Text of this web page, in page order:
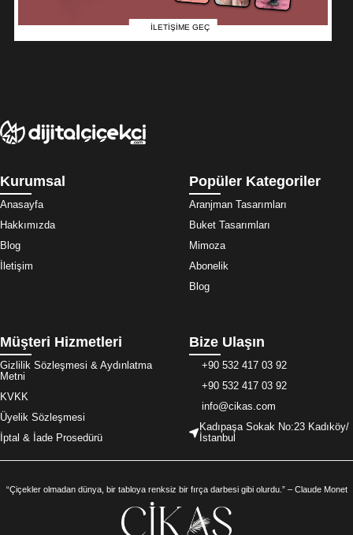
İLETİŞİME GEÇ
Kurumsal
Anasayfa
Hakkımızda
Blog
İletişim
Popüler Kategoriler
Aranjman Tasarımları
Buket Tasarımları
Mimoza
Abonelik
Blog
Müşteri Hizmetleri
Gizlilik Sözleşmesi & Aydınlatma
Metni
KVKK
Üyelik Sözleşmesi
İptal & İade Prosedürü
Bize Ulaşın
+90 532 417 03 92
+90 532 417 03 92
info@cikas.com
Kadıpaşa Sokak No:23 Kadıköy/
İstanbul
“Çiçekler olmadan dünya, bir tabloya renksiz bir fırça darbesi gibi olurdu.” – Claude Monet